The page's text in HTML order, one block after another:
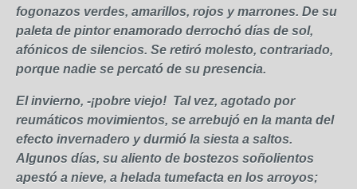
fogonazos verdes, amarillos, rojos y marrones. De su
paleta de pintor enamorado derrochó días de sol,
afónicos de silencios. Se retiró molesto, contrariado,
porque nadie se percató de su presencia.
El invierno, -¡pobre viejo! Tal vez, agotado por
reumáticos movimientos, se arrebujó en la manta del
efecto invernadero y durmió la siesta a saltos.
Algunos días, su aliento de bostezos soñolientos
apestó a nieve, a helada tumefacta en los arroyos;